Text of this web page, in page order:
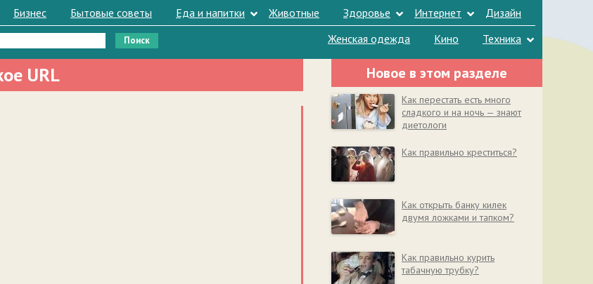
Бизнес Бытовые советы Еда и напитки Животные Здоровье Интернет
Дизайн
Женская одежда
Кино Техника
URL Новое в этом разделе
Как перестать есть много
сладкого и на ночь — знают
диетологи
Как правильно креститься?
Как открыть банку килек
двумя ложками и тапком?
Как правильно курить
табачную трубку?